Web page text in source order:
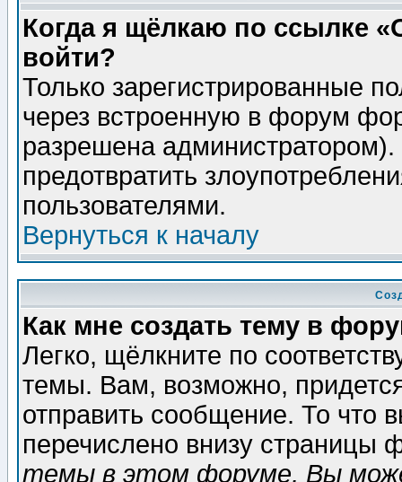
Когда я щёлкаю по ссылке
войти?
Только зарегистрированные
через встроенную в форум
разрешена
предотвратить
пользователями.
Вернуться к началу
Как мне создать тему в
Легко, щёлкните по
темы. Вам, возможно,
отправить сообщение. То что
перечислено внизу страницы
темы в этом форуме, Вы